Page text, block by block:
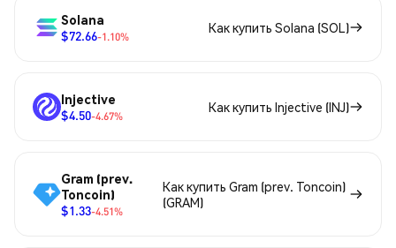
Solana
$72.66-1.10%
Как купить Solana (SOL)
Injective
$4.50-4.67%
Как купить Injective (INJ)
Gram (prev.
Toncoin)
$1.33-4.51%
Как купить Gram (prev. Toncoin)
(GRAM)